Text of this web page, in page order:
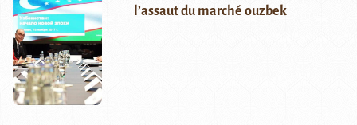
l’assaut du marché ouzbek